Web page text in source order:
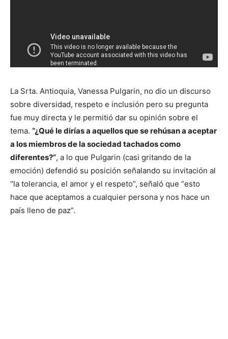
La Srta. Antioquia, Vanessa Pulgarin, no dio un discurso
sobre diversidad, respeto e inclusión pero su pregunta
fue muy directa y le permitió dar su opinión sobre el
tema. “¿Qué le dirías a aquellos que se rehúsan a aceptar
a los miembros de la sociedad tachados como
diferentes?”, a lo que Pulgarin (casi gritando de la
emoción) defendió su posición señalando su invitación al
“la tolerancia, el amor y el respeto”, señaló que “esto
hace que aceptamos a cualquier persona y nos hace un
país lleno de paz”.